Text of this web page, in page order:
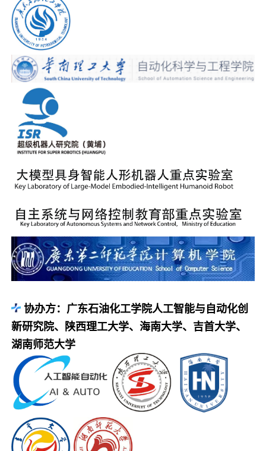
协办方：广东石油化工学院人工智能与自动化创
新研究院、陕西理工大学、海南大学、吉首大学、
湖南师范大学